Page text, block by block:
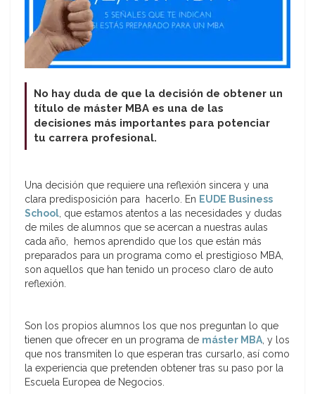
No hay duda de que la decisión de obtener un
título de máster MBA es una de las
decisiones más importantes para potenciar
tu carrera profesional.
Una decisión que requiere una reflexión sincera y una
clara predisposición para hacerlo. En EUDE Business
School , que estamos atentos a las necesidades y dudas
de miles de alumnos que se acercan a nuestras aulas
cada año, hemos aprendido que los que están más
preparados para un programa como el prestigioso MBA,
son aquellos que han tenido un proceso claro de auto
reflexión.
Son los propios alumnos los que nos preguntan lo que
tienen que ofrecer en un programa de máster MBA , y los
que nos transmiten lo que esperan tras cursarlo, así como
la experiencia que pretenden obtener tras su paso por la
Escuela Europea de Negocios.